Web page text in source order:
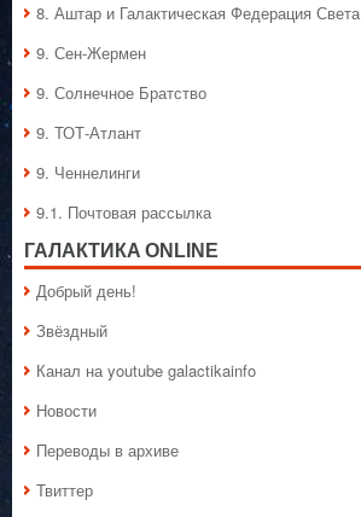
8. Аштар и Галактическая Федерация Света
9. Сен-Жермен
9. Солнечное Братство
9. ТОТ-Атлант
9. Ченнелинги
9.1. Почтовая рассылка
ГАЛАКТИКA ONLINE
Добрый день!
Звёздный
Канал на youtube galactikainfo
Новости
Переводы в архиве
Твиттер